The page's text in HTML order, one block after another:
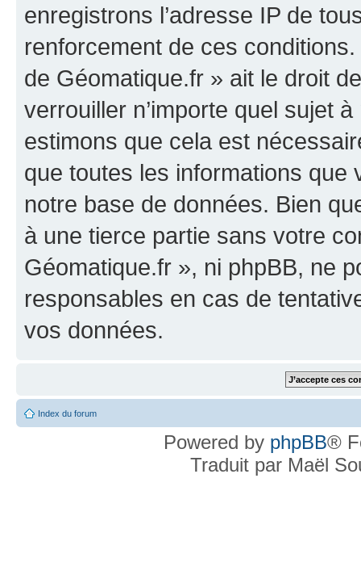
enregistrons l’adresse IP de
renforcement de ces
de Géomatique.fr » ait le droit
verrouiller n’importe quel sujet
estimons que cela est
que toutes les informations
notre base de données. Bien
à une tierce partie sans votre
Géomatique.fr », ni phpBB, ne
responsables en cas de
vos données.
Index du forum
Powered by phpBB®
Traduit par Maël